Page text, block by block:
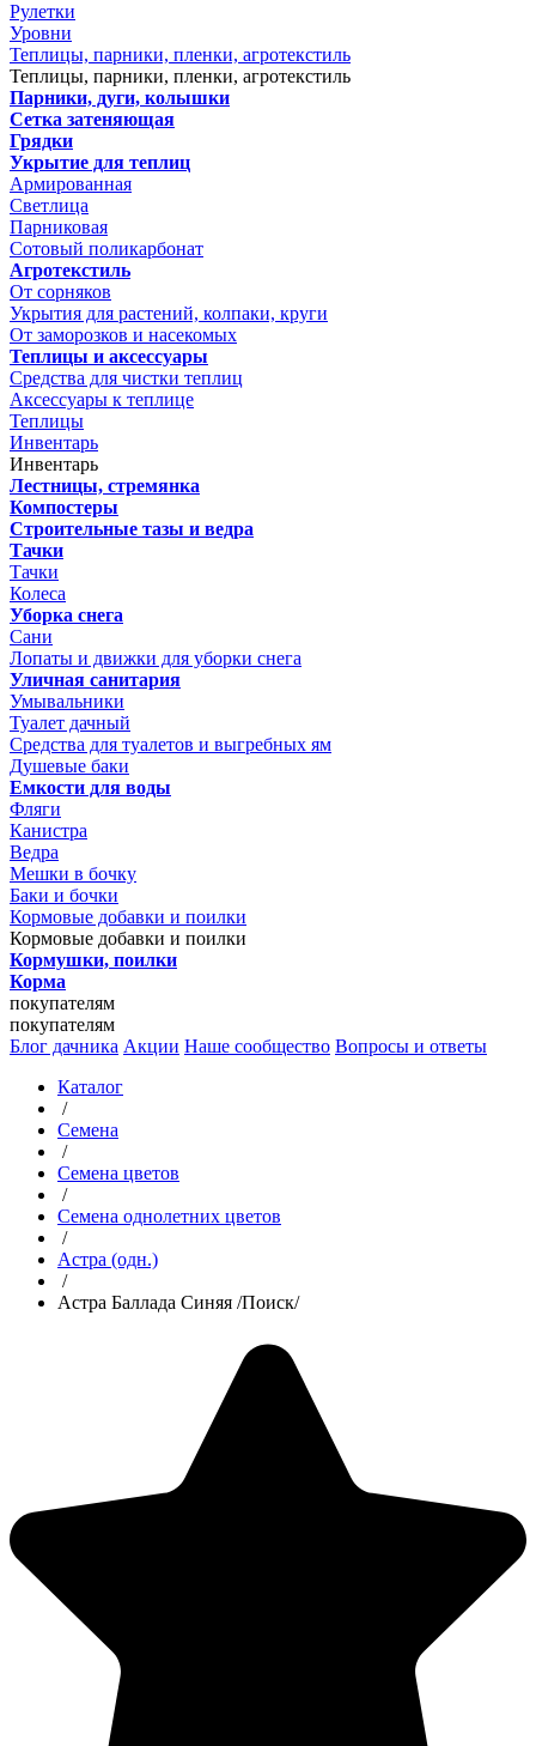
Рулетки
Уровни
Теплицы, парники, пленки, агротекстиль
Теплицы, парники, пленки, агротекстиль
Парники, дуги, колышки
Сетка затеняющая
Грядки
Укрытие для теплиц
Армированная
Светлица
Парниковая
Сотовый поликарбонат
Агротекстиль
От сорняков
Укрытия для растений, колпаки, круги
От заморозков и насекомых
Теплицы и аксессуары
Средства для чистки теплиц
Аксессуары к теплице
Теплицы
Инвентарь
Инвентарь
Лестницы, стремянка
Компостеры
Строительные тазы и ведра
Тачки
Тачки
Колеса
Уборка снега
Сани
Лопаты и движки для уборки снега
Уличная санитария
Умывальники
Туалет дачный
Средства для туалетов и выгребных ям
Душевые баки
Емкости для воды
Фляги
Канистра
Ведра
Мешки в бочку
Баки и бочки
Кормовые добавки и поилки
Кормовые добавки и поилки
Кормушки, поилки
Корма
покупателям
покупателям
Блог дачника Акции Наше сообщество Вопросы и ответы
Каталог
/
Семена
/
Семена цветов
/
Семена однолетних цветов
/
Астра (одн.)
/
Астра Баллада Синяя /Поиск/